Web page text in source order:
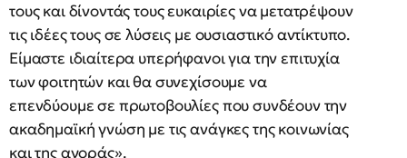
τους και δίνοντάς τους ευκαιρίες να μετατρέψουν
τις ιδέες τους σε λύσεις με ουσιαστικό αντίκτυπο.
Είμαστε ιδιαίτερα υπερήφανοι για την επιτυχία
των φοιτητών και θα συνεχίσουμε να
επενδύουμε σε πρωτοβουλίες που συνδέουν την
ακαδημαϊκή γνώση με τις ανάγκες της κοινωνίας
και της αγοράς».